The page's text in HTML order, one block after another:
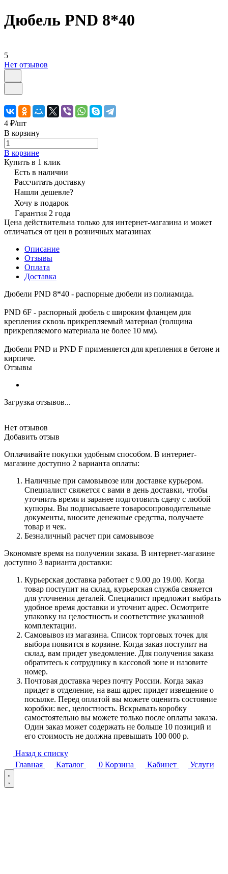
Дюбель PND 8*40
5
Нет отзывов
4 ₽/шт
В корзину
В корзине
Купить в 1 клик
Есть в наличии
Рассчитать доставку
Нашли дешевле?
Хочу в подарок
Гарантия 2 года
Цена действительна только для интернет-магазина и может
отличаться от цен в розничных магазинах
Описание
Отзывы
Оплата
Доставка
Дюбели PND 8*40 - распорные дюбели из полиамида.
PND 6F - распорный дюбель с широким фланцем для
крепления сквозь прикрепляемый материал (толщина
прикрепляемого материала не более 10 мм).
Дюбели PND и PND F применяется для крепления в бетоне и
кирпиче.
Отзывы
Загрузка отзывов...
Нет отзывов
Добавить отзыв
Оплачивайте покупки удобным способом. В интернет-
магазине доступно 2 варианта оплаты:
Наличные при самовывозе или доставке курьером.
Специалист свяжется с вами в день доставки, чтобы
уточнить время и заранее подготовить сдачу с любой
купюры. Вы подписываете товаросопроводительные
документы, вносите денежные средства, получаете
товар и чек.
Безналичный расчет при самовывозе
Экономьте время на получении заказа. В интернет-магазине
доступно 3 варианта доставки:
Курьерская доставка работает с 9.00 до 19.00. Когда
товар поступит на склад, курьерская служба свяжется
для уточнения деталей. Специалист предложит выбрать
удобное время доставки и уточнит адрес. Осмотрите
упаковку на целостность и соответствие указанной
комплектации.
Самовывоз из магазина. Список торговых точек для
выбора появится в корзине. Когда заказ поступит на
склад, вам придет уведомление. Для получения заказа
обратитесь к сотруднику в кассовой зоне и назовите
номер.
Почтовая доставка через почту России. Когда заказ
придет в отделение, на ваш адрес придет извещение о
посылке. Перед оплатой вы можете оценить состояние
коробки: вес, целостность. Вскрывать коробку
самостоятельно вы можете только после оплаты заказа.
Один заказ может содержать не больше 10 позиций и
его стоимость не должна превышать 100 000 р.
Назад к списку
Главная
Каталог 0 Корзина Кабинет Услуги